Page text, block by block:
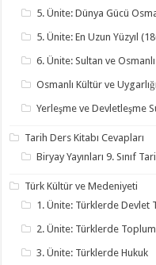
5. Ünite: Dünya Gücü
5. Ünite: En Uzun Yüzyıl
6. Ünite: Sultan ve
Osmanlı Kültür ve Uygarlığı
Yerleşme ve Devletleşme
Tarih Ders Kitabı Cevapları
Biryay Yayınları 9. Sınıf
Türk Kültür ve Medeniyeti
1. Ünite: Türklerde Devlet
2. Ünite: Türklerde Toplum
3. Ünite: Türklerde Hukuk